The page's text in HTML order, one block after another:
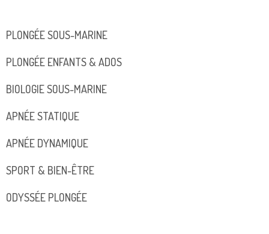
PLONGÉE SOUS-MARINE
PLONGÉE ENFANTS & ADOS
BIOLOGIE SOUS-MARINE
APNÉE STATIQUE
APNÉE DYNAMIQUE
SPORT & BIEN-ÊTRE
ODYSSÉE PLONGÉE